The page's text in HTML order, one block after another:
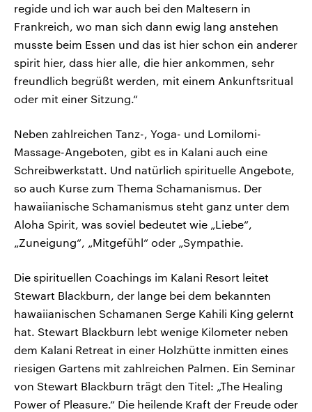
regide und ich war auch bei den Maltesern in
Frankreich, wo man sich dann ewig lang anstehen
musste beim Essen und das ist hier schon ein anderer
spirit hier, dass hier alle, die hier ankommen, sehr
freundlich begrüßt werden, mit einem Ankunftsritual
oder mit einer Sitzung.“
Neben zahlreichen Tanz-, Yoga- und Lomilomi-
Massage-Angeboten, gibt es in Kalani auch eine
Schreibwerkstatt. Und natürlich spirituelle Angebote,
so auch Kurse zum Thema Schamanismus. Der
hawaiianische Schamanismus steht ganz unter dem
Aloha Spirit, was soviel bedeutet wie „Liebe“,
„Zuneigung“, „Mitgefühl“ oder „Sympathie.
Die spirituellen Coachings im Kalani Resort leitet
Stewart Blackburn, der lange bei dem bekannten
hawaiianischen Schamanen Serge Kahili King gelernt
hat. Stewart Blackburn lebt wenige Kilometer neben
dem Kalani Retreat in einer Holzhütte inmitten eines
riesigen Gartens mit zahlreichen Palmen. Ein Seminar
von Stewart Blackburn trägt den Titel: „The Healing
Power of Pleasure.“ Die heilende Kraft der Freude oder